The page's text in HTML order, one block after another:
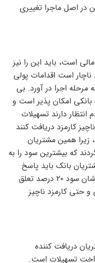
در اصل ماجرا تغییری
است، باید این را نیز
است اقدامات پولی
مرحله اجرا در آورد. بی
امکان پذیر است و
دارند تسهیلات
کارمزد دریافت کنند
زیرا همین مشتریان
که بیشترین سود را به
بانک باید پاسخ
دهند چگونه امکان دارد به سپرده هایشان سود ۲۰ درصد تعلق
و حتی کارمزد ناچیز
دریافت کننده
تسهیلات است.